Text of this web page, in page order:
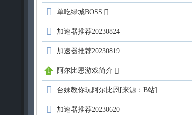
单吃绿城BOSS
加速器推荐20230824
加速器推荐20230819
阿尔比恩游戏简介
台妹教你玩阿尔比恩[来源：B站]
加速器推荐20230620